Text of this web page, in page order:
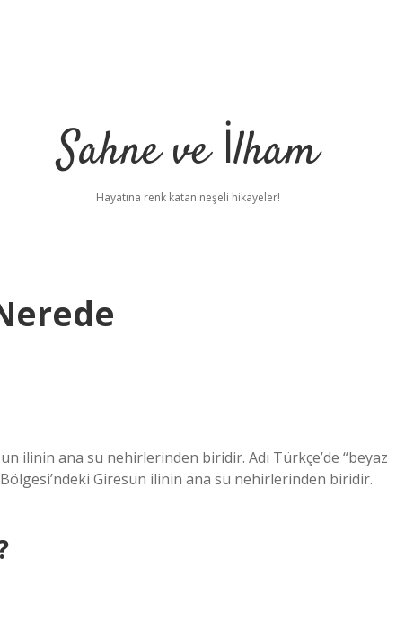
Sahne ve İlham
Hayatına renk katan neşeli hikayeler!
ilinin ana su nehirlerinden biridir. Adı Türkçe’de “beyaz
Giresun ilinin ana su nehirlerinden biridir.